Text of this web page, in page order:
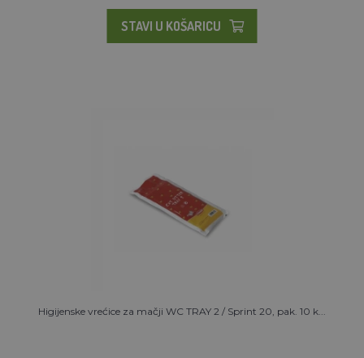
STAVI U KOŠARICU
Higijenske vrećice za mačji WC TRAY 2 / Sprint 20, pak. 10 k...